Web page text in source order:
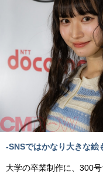
-SNSではかなり大きな絵
大学の卒業制作に、300